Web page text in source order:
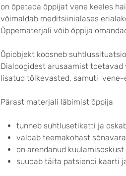
on õpetada õppijat vene keeles
võimaldab meditsiinialases
Õppematerjali võib õppija
Õpiobjekt koosneb
Dialoogidest arusaamist
lisatud tõlkevasted, samuti vene-
Pärast materjali läbimist õppija
tunneb suhtlusetiketti ja
valdab teemakohast sõnavara
on arendanud kuulamisoskust
suudab täita patsiendi kaarti